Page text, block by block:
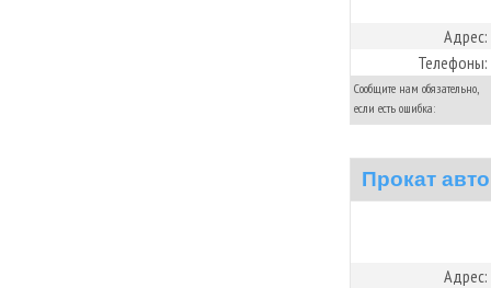
Адрес:
Телефоны:
Сообщите нам обязательно,
если есть ошибка:
Прокат
Адрес: